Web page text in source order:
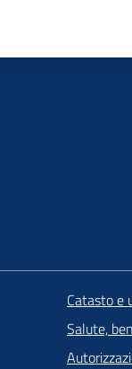
Catasto e
Salute,